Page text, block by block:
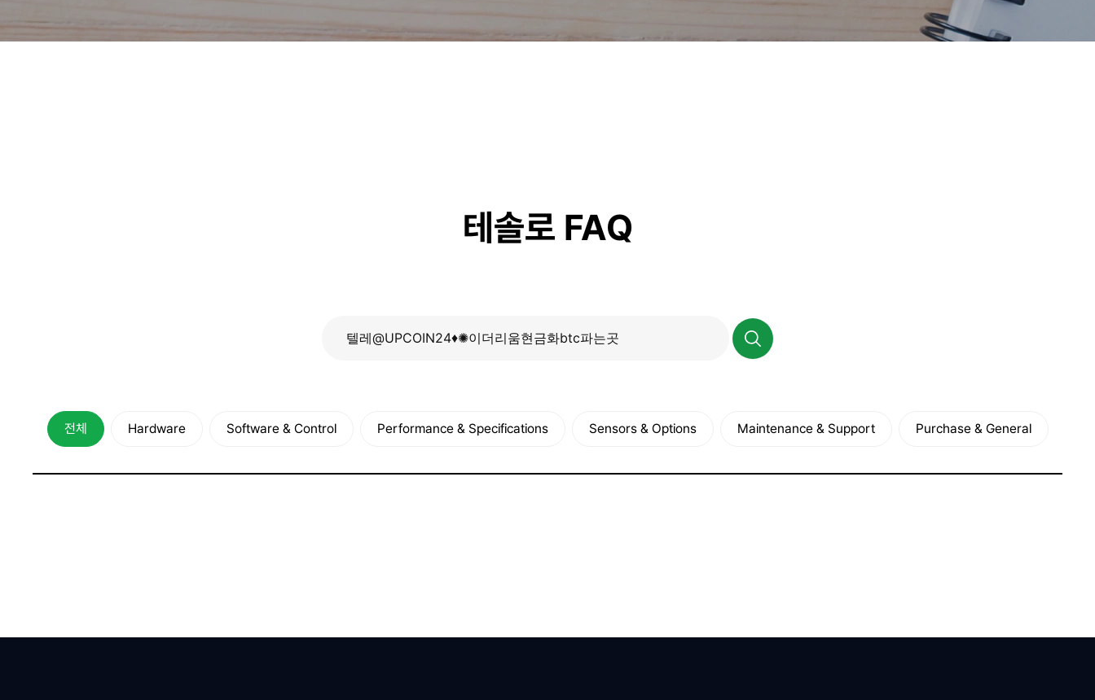
테솔로 FAQ
전체 Hardware Software & Control Performance & Specifications Sensors & Options Maintenance & Support Purchase & General